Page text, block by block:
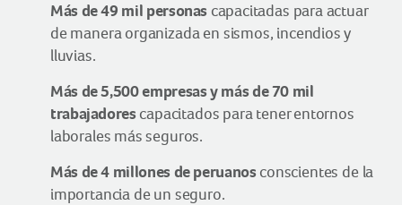
Más de 49 mil personas capacitadas para actuar
de manera organizada en sismos, incendios y
lluvias.
Más de 5,500 empresas y más de 70 mil
trabajadores capacitados para tener entornos
laborales más seguros.
Más de 4 millones de peruanos conscientes de la
importancia de un seguro.